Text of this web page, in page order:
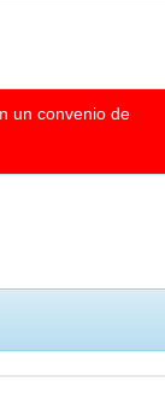
un convenio de